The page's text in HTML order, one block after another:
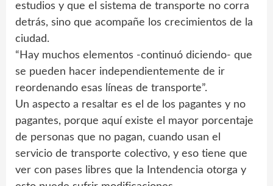
estudios y que el sistema de transporte no corra
detrás, sino que acompañe los crecimientos de la
ciudad.
“Hay muchos elementos -continuó diciendo- que
se pueden hacer independientemente de ir
reordenando esas líneas de transporte”.
Un aspecto a resaltar es el de los pagantes y no
pagantes, porque aquí existe el mayor porcentaje
de personas que no pagan, cuando usan el
servicio de transporte colectivo, y eso tiene que
ver con pases libres que la Intendencia otorga y